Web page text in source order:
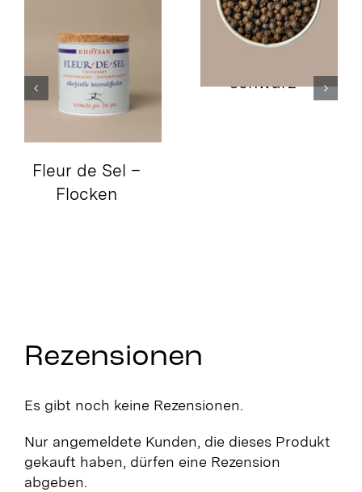
Fleur de Sel –
Flocken
schwarz
Rezensionen
Es gibt noch keine Rezensionen.
Nur angemeldete Kunden, die dieses Produkt
gekauft haben, dürfen eine Rezension
abgeben.